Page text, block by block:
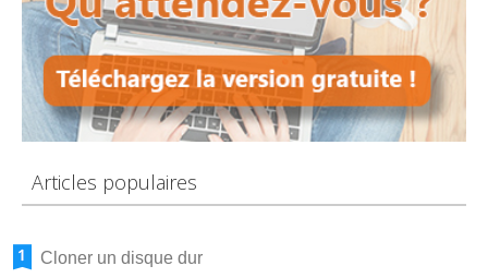
Articles populaires
Cloner un disque dur